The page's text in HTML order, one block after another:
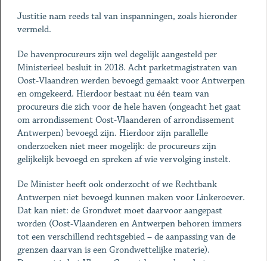
Justitie nam reeds tal van inspanningen, zoals hieronder
vermeld.
De havenprocureurs zijn wel degelijk aangesteld per
Ministerieel besluit in 2018. Acht parketmagistraten van
Oost-Vlaandren werden bevoegd gemaakt voor Antwerpen
en omgekeerd. Hierdoor bestaat nu één team van
procureurs die zich voor de hele haven (ongeacht het gaat
om arrondissement Oost-Vlaanderen of arrondissement
Antwerpen) bevoegd zijn. Hierdoor zijn parallelle
onderzoeken niet meer mogelijk: de procureurs zijn
gelijkelijk bevoegd en spreken af wie vervolging instelt.
De Minister heeft ook onderzocht of we Rechtbank
Antwerpen niet bevoegd kunnen maken voor Linkeroever.
Dat kan niet: de Grondwet moet daarvoor aangepast
worden (Oost-Vlaanderen en Antwerpen behoren immers
tot een verschillend rechtsgebied – de aanpassing van de
grenzen daarvan is een Grondwettelijke materie).